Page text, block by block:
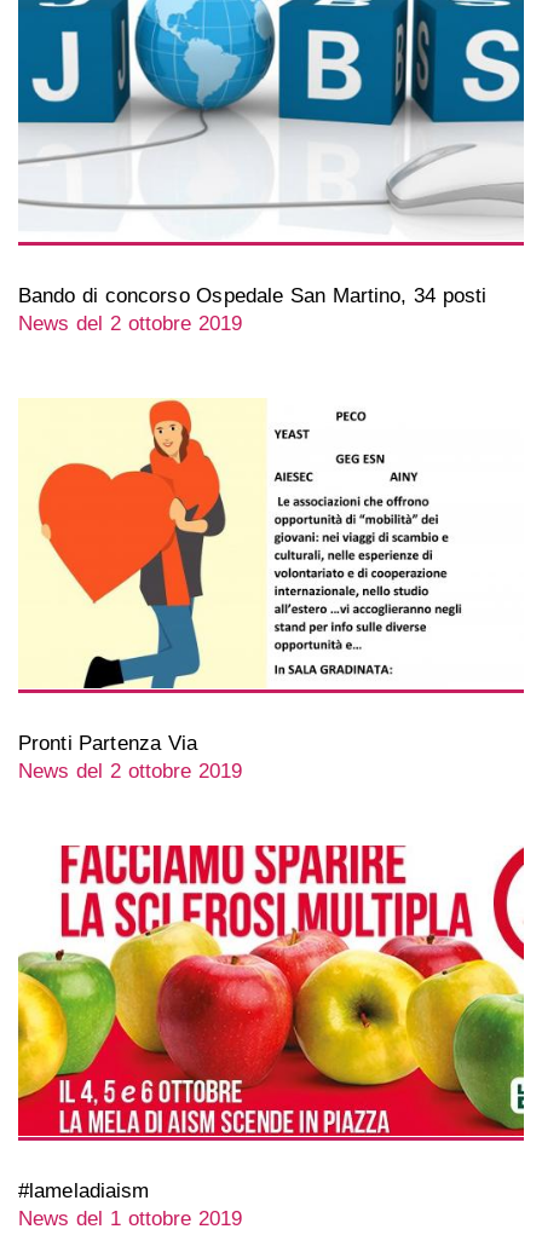
Bando di concorso Ospedale San Martino, 34 posti
News del 2 ottobre 2019
Pronti Partenza Via
News del 2 ottobre 2019
#lameladiaism
News del 1 ottobre 2019